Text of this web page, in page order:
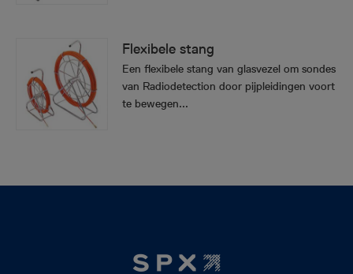
Flexibele stang
Een flexibele stang van glasvezel om sondes
van Radiodetection door pijpleidingen voort
te bewegen...